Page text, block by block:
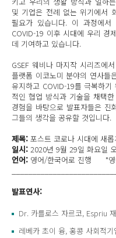
및 기업은 전례 없는 위기에서
필요가 있습니다. 이 과정에서
COVID-19 이후 시대에 우리 경
데 기여하고 있습니다.
GSEF 웨비나 마지작 시리즈에
플랫폼 이코노미 분야의 연사들
유지하고 COVID-19를 극복하
적인 협업 방식과 기술을 채택
경험을 바탕으로 발표자들은 진
그들의 생각을 공유할 것입니다.
제목: 포스트 코로나 시대에 새
일시: 2020년 9월 29일 화요일
언어: 영어/한국어로 진행 *영
발표연사:
Dr. 카를로스 자르코, Espriu
레베카 초이 융, 홍콩 사회적